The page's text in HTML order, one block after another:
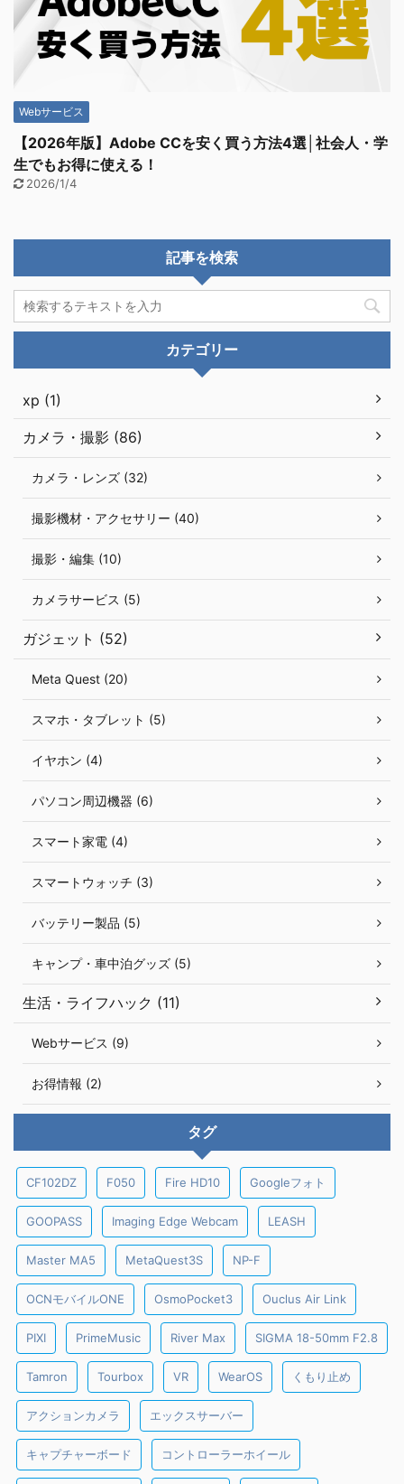
Webサービス
【2026年版】Adobe CCを安く買う方法4選│社会人・学
生でもお得に使える！
2026/1/4
記事を検索
カテゴリー
xp (1)
カメラ・撮影 (86)
カメラ・レンズ (32)
撮影機材・アクセサリー (40)
撮影・編集 (10)
カメラサービス (5)
ガジェット (52)
Meta Quest (20)
スマホ・タブレット (5)
イヤホン (4)
パソコン周辺機器 (6)
スマート家電 (4)
スマートウォッチ (3)
バッテリー製品 (5)
キャンプ・車中泊グッズ (5)
生活・ライフハック (11)
Webサービス (9)
お得情報 (2)
タグ
CF102DZ F050 Fire HD10 Googleフォト
GOOPASS Imaging Edge Webcam LEASH
Master MA5 MetaQuest3S NP-F
OCNモバイルONE OsmoPocket3 Ouclus Air Link
PIXI PrimeMusic River Max SIGMA 18-50mm F2.8
Tamron Tourbox VR WearOS くもり止め
アクションカメラ エックスサーバー
キャプチャーボード コントローラーホイール